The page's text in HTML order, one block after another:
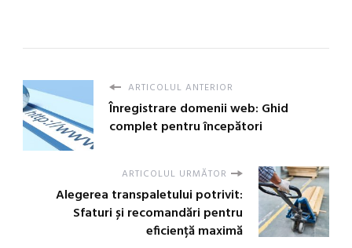
ARTICOLUL ANTERIOR
Înregistrare domenii web: Ghid
complet pentru începători
ARTICOLUL URMĂTOR
Alegerea transpaletului potrivit:
Sfaturi și recomandări pentru
eficiență maximă